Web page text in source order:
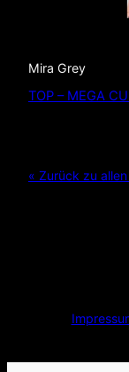
Mira Grey
TOP – MEGA
« Zurück zu